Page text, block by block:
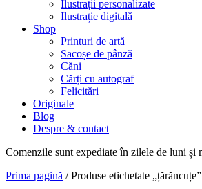
Ilustrații personalizate
Ilustrație digitală
Shop
Printuri de artă
Sacoșe de pânză
Căni
Cărți cu autograf
Felicitări
Originale
Blog
Despre & contact
Comenzile sunt expediate în zilele de luni și
Prima pagină / Produse etichetate „țărăncuțe”